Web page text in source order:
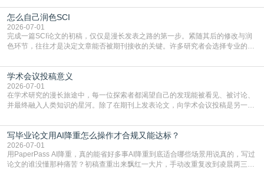
战与困惑。从选题立意到投稿回应，每一步都需要精心的策略与扎实的工作。本
篇AEIC学术交流中心小编就为大家介绍“发SCI文章”。一、精准定位是成功的第
一步发表SCI文章，首要解决的问题是“投
怎么自己润色SCI
2026-07-01
完成一篇SCI论文的初稿，仅仅是漫长发表之路的第一步。紧随其后的修改与润
色环节，往往才是决定文章能否被期刊接收的关键。许多研究者会选择专业的语
质量，更能在此过程中深化对学术写作的理解。如何系统、高效地打磨自己的论
文，使其在语言和学术表达上更符合国际期刊的要求，是每位研究者值得投入学
习的技能。本篇AEIC学术交流中心小编就为大家介
学术会议投稿意义
2026-07-01
在学术研究的漫长旅途中，每一位探索者都渴望自己的发现能被看见、被讨论、
并最终融入人类知识的星河。除了在期刊上发表论文，向学术会议投稿是另一个
广阔学术天地的大门，连接着个体研究与社会网络。本篇AEIC学术交流中心小编
就为大家介绍“学术会议投稿意义”。一、加速研究成果的传播与反馈学术会议通
常具有周期短、时效性强的特点。相比期刊漫长的
写毕业论文用AI降重怎么操作才合规又能达标？
2026-07-01
用PaperPass AI降重，真的能省好多事AI降重到底适合哪些场景用说真的，写过
论文的谁没懂那种痛苦？初稿查重出来飘红一大片，手动改重复改到凌晨两三